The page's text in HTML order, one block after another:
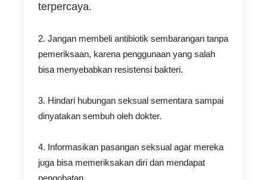
terpercaya.
2. Jangan membeli antibiotik sembarangan tanpa
pemeriksaan, karena penggunaan yang salah
bisa menyebabkan resistensi bakteri.
3. Hindari hubungan seksual sementara sampai
dinyatakan sembuh oleh dokter.
4. Informasikan pasangan seksual agar mereka
juga bisa memeriksakan diri dan mendapat
pengobatan.